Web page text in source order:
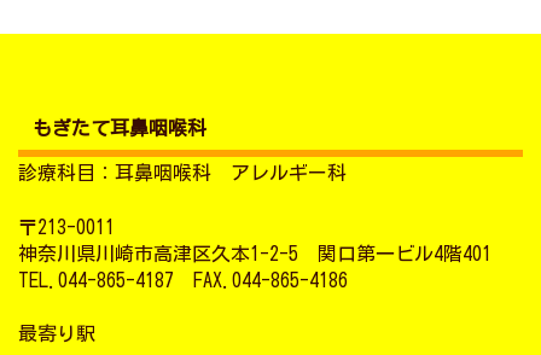
もぎたて耳鼻咽喉科
診療科目：耳鼻咽喉科 アレルギー科
〒213-0011
神奈川県川崎市高津区久本1-2-5 関口第一ビル4階401
TEL.044-865-4187 FAX.044-865-4186
最寄り駅